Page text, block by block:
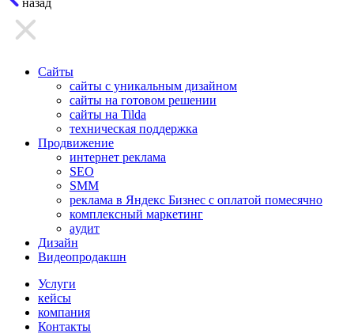
назад
Сайты
сайты с уникальным дизайном
сайты на готовом решении
сайты на Tilda
техническая поддержка
Продвижение
интернет реклама
SEO
SMM
реклама в Яндекс Бизнес с оплатой помесячно
комплексный маркетинг
aудит
Дизайн
Видеопродакшн
Услуги
кейсы
компания
Контакты